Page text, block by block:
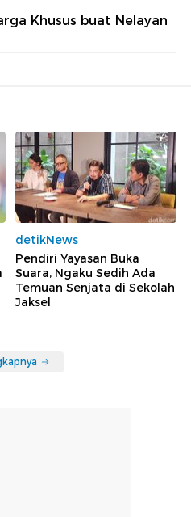
Khusus buat Nelayan
detikNews
Pendiri Yayasan Buka
Suara, Ngaku Sedih Ada
Temuan Senjata di Sekolah
Jaksel